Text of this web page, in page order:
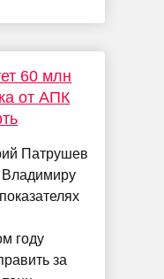
60 млн
от АПК
Патрушев
Владимиру
году
за